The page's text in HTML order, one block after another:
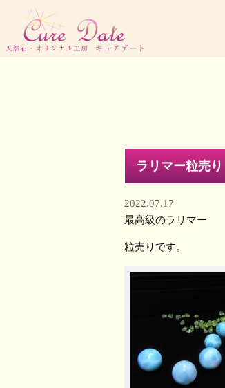
ラリマー粒売
2022.07.17
最高級のラリマー
粒売りです。